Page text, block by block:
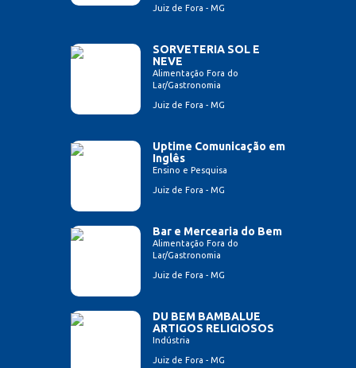
Juiz de Fora - MG
SORVETERIA SOL E
NEVE
Alimentação Fora do
Lar/Gastronomia
Juiz de Fora - MG
Uptime Comunicação em
Inglês
Ensino e Pesquisa
Juiz de Fora - MG
Bar e Mercearia do Bem
Alimentação Fora do
Lar/Gastronomia
Juiz de Fora - MG
DU BEM BAMBALUE
ARTIGOS RELIGIOSOS
Indústria
Juiz de Fora - MG